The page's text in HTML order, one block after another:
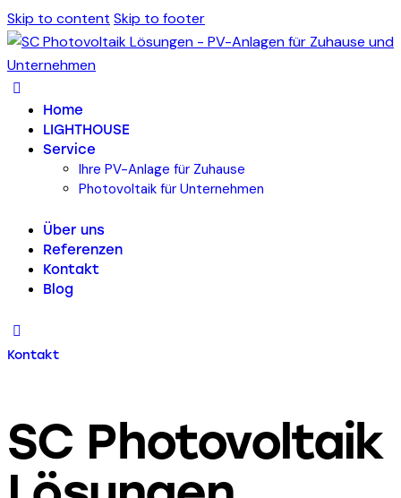
Skip to content Skip to footer
Home
LIGHTHOUSE
Service
Ihre PV-Anlage für Zuhause
Photovoltaik für Unternehmen
Über uns
Referenzen
Kontakt
Blog
Kontakt
SC Photovoltaik